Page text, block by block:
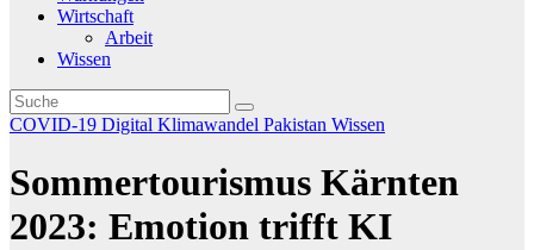
Wirtschaft
Arbeit
Wissen
COVID-19 Digital Klimawandel Pakistan Wissen
Sommertourismus Kärnten
2023: Emotion trifft KI